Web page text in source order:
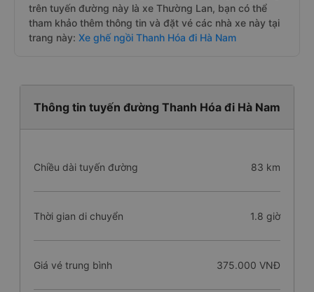
trên tuyến đường này là xe Thường Lan, bạn có thể
tham khảo thêm thông tin và đặt vé các nhà xe này tại
trang này: Xe ghế ngồi Thanh Hóa đi Hà Nam
Thông tin tuyến đường Thanh Hóa đi Hà Nam
Chiều dài tuyến đường 83 km
Thời gian di chuyển 1.8 giờ
Giá vé trung bình 375.000 VNĐ